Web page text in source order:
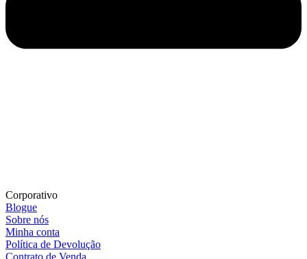
Corporativo
Blogue
Sobre nós
Minha conta
Política de Devolução
Contrato de Venda